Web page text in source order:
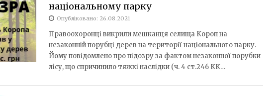
національному парку
Опубліковано: 26.08.2021
Правоохоронці викрили мешканця селища Короп на
незаконній порубці дерев на території національного парку.
Йому повідомлено про підозру за фактом незаконної порубки
лісу, що спричинило тяжкі наслідки (ч. 4 ст.246 КК…